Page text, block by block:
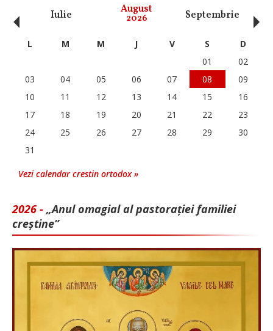
Iulie August
2026 Septembrie
‹ L M M J V S
D
01
02
03
04 05 06 07 08
09
10
11 12 13 14 15
16
17
18 19 20 21 22
23
24
25 26 27 28 29
30
31
Vezi calendar crestin ortodox »
2026 - „Anul omagial al pastorației familiei
creștine”